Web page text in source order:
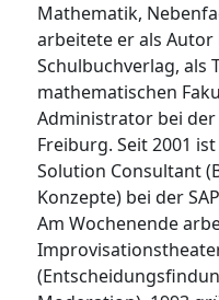
Mathematik,
arbeitete er als
Schulbuchverlag, als
mathematischen
Administrator bei
Freiburg. Seit 2001
Solution Consultant
Konzepte) bei der
Am Wochenende